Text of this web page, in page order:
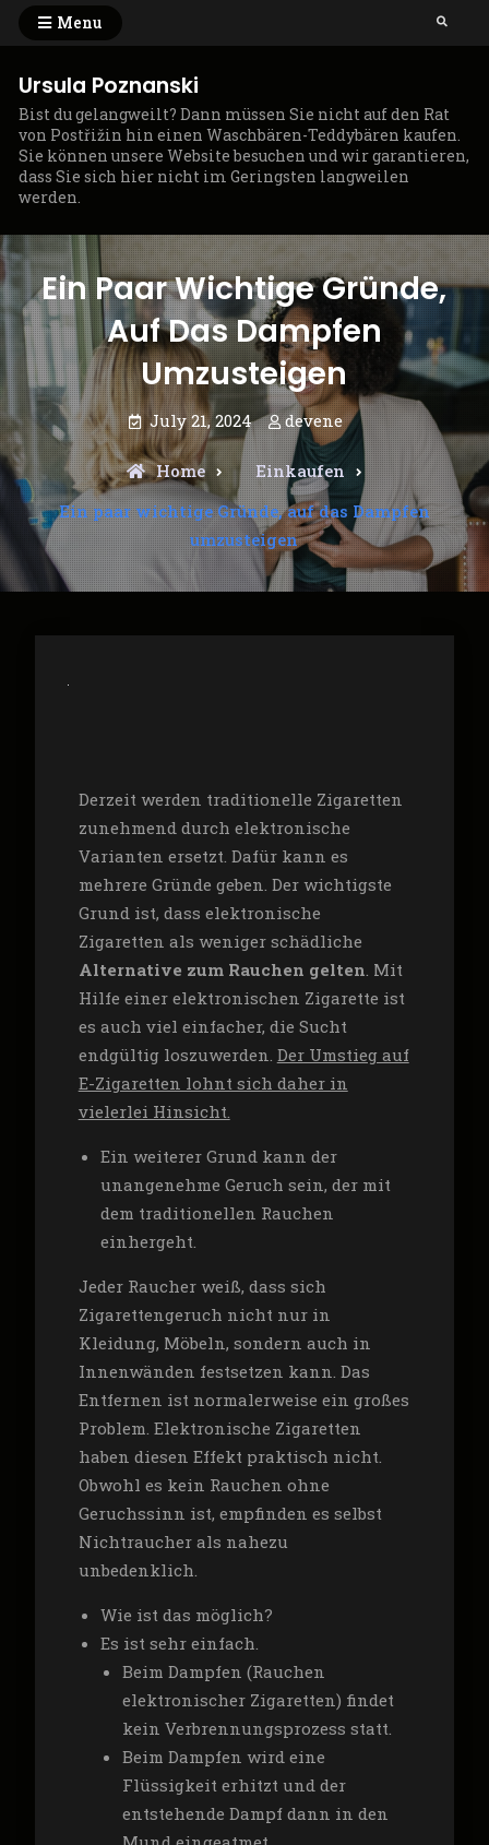
Skip
content
Menu Search
Ursula Poznanski
Bist du gelangweilt? Dann müssen Sie nicht auf den Rat
von Postřižin hin einen Waschbären-Teddybären kaufen.
Sie können unsere Website besuchen und wir garantieren,
dass Sie sich hier nicht im Geringsten langweilen
werden.
Ein Paar Wichtige Gründe,
Auf Das Dampfen
Umzusteigen
July 21, 2024 devene
Home
Einkaufen
Ein paar wichtige Gründe, auf das Dampfen
umzusteigen
Derzeit werden traditionelle Zigaretten
zunehmend durch elektronische
Varianten ersetzt. Dafür kann es
mehrere Gründe geben. Der wichtigste
Grund ist, dass elektronische
Zigaretten als weniger schädliche
Alternative zum Rauchen gelten. Mit
Hilfe einer elektronischen Zigarette ist
es auch viel einfacher, die Sucht
endgültig loszuwerden. Der Umstieg auf
E-Zigaretten lohnt sich daher in
vielerlei Hinsicht.
Ein weiterer Grund kann der
unangenehme Geruch sein, der mit
dem traditionellen Rauchen
einhergeht.
Jeder Raucher weiß, dass sich
Zigarettengeruch nicht nur in
Kleidung, Möbeln, sondern auch in
Innenwänden festsetzen kann. Das
Entfernen ist normalerweise ein großes
Problem. Elektronische Zigaretten
haben diesen Effekt praktisch nicht.
Obwohl es kein Rauchen ohne
Geruchssinn ist, empfinden es selbst
Nichtraucher als nahezu
unbedenklich.
Wie ist das möglich?
Es ist sehr einfach.
Beim Dampfen (Rauchen
elektronischer Zigaretten) findet
kein Verbrennungsprozess statt.
Beim Dampfen wird eine
Flüssigkeit erhitzt und der
entstehende Dampf dann in den